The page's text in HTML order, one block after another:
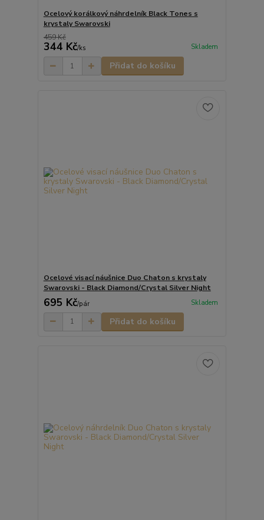
Ocelový korálkový náhrdelník Black Tones s
krystaly Swarovski
459 Kč
344 Kč/ks Skladem
Přidat do košíku
Ocelové visací náušnice Duo Chaton s krystaly
Swarovski - Black Diamond/Crystal Silver Night
695 Kč/pár Skladem
Přidat do košíku